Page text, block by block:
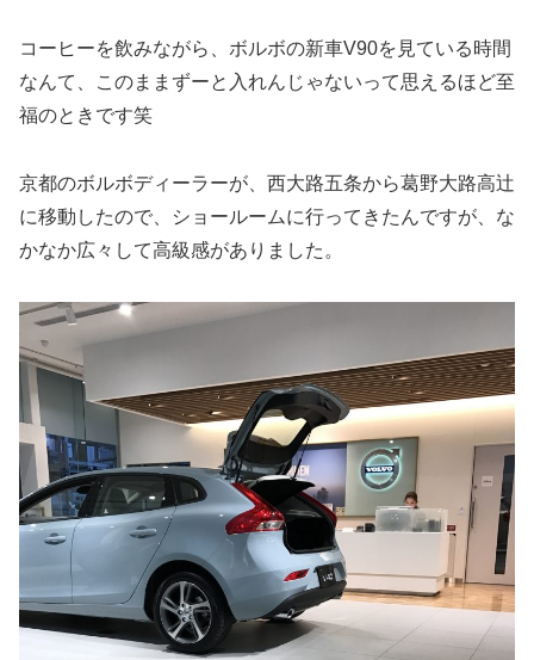
コーヒーを飲みながら、ボルボの新車V90を見ている時間
なんて、このままずーと入れんじゃないって思えるほど至
福のときです笑
京都のボルボディーラーが、西大路五条から葛野大路高辻
に移動したので、ショールームに行ってきたんですが、な
かなか広々して高級感がありました。